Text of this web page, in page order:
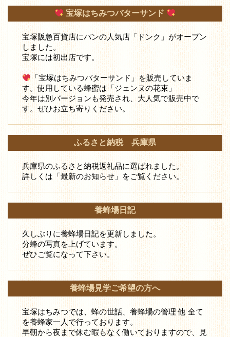
宝塚はちみつバターサンド
宝塚阪急百貨店にパンの人気店「ドンク」がオープン
しました。
宝塚には初出店です。
「宝塚はちみつバターサンド」を販売していま
す。使用している蜂蜜は「ジェンヌの花束」
今年は別バージョンも発売され、大人気で販売中で
す。ぜひお立ち寄りください。
ふるさと納税 兵庫県
兵庫県のふるさと納税返礼品に選ばれました。
詳しくは「最新のお知らせ」をご覧ください。
養蜂場日記
久しぶりに養蜂場日記を更新しました。
分蜂の写真を上げています。
ぜひご覧になって下さい。
養蜂場見学ご希望の方へ
宝塚はちみつでは、蜂の世話、養蜂場の管理 他 全て
を養蜂家一人で行っております。
早朝から夜まで休む暇もなく働いておりますので、見